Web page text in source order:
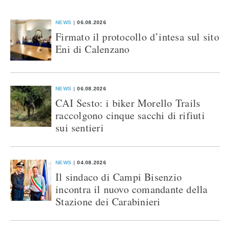
NEWS 06.08.2026
Firmato il protocollo d’intesa sul sito
Eni di Calenzano
NEWS 06.08.2026
CAI Sesto: i biker Morello Trails
raccolgono cinque sacchi di rifiuti
sui sentieri
NEWS 04.08.2026
Il sindaco di Campi Bisenzio
incontra il nuovo comandante della
Stazione dei Carabinieri